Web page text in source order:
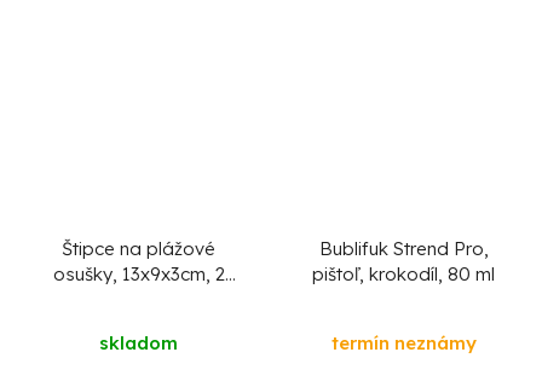
Štipce na plážové
osušky, 13x9x3cm, 2
skladom
Bublifuk Strend Pro,
pištoľ, krokodíl, 80 ml
termín neznámy